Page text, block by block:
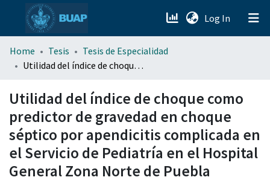
Log In (current)
menu.section.about_menu
Home Tesis
Tesis de Especialidad
Utilidad del índice de choque como predictor de gravedad en choque séptico por apendicitis complicada en el Servicio de Pediatría en el Hospital General Zona Norte de Puebla
Utilidad del índice de choque como
predictor de gravedad en choque
séptico por apendicitis complicada en
el Servicio de Pediatría en el Hospital
General Zona Norte de Puebla